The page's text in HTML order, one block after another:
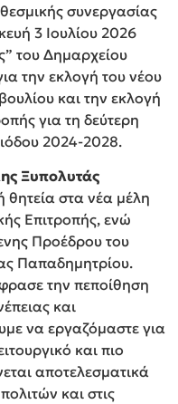
συνεργασίας
3 Ιουλίου 2026
του Δημαρχείου
την εκλογή του νέου
και την εκλογή
για τη δεύτερη
2024-2028.
Ξυπολυτάς
στα νέα μέλη
Επιτροπής, ενώ
Προέδρου του
Παπαδημητρίου.
την πεποίθηση
και
να εργαζόμαστε για
και πιο
αποτελεσματικά
και στις